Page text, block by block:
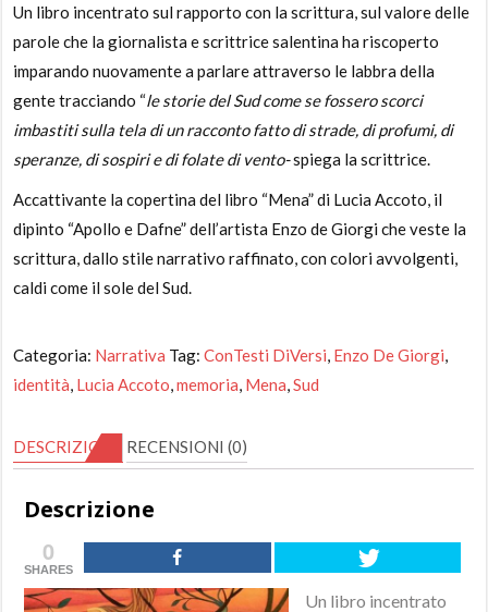
Un libro incentrato sul rapporto con la scrittura, sul valore delle
parole che la giornalista e scrittrice salentina ha riscoperto
imparando nuovamente a parlare attraverso le labbra della
gente tracciando “le storie del Sud come se fossero scorci
imbastiti sulla tela di un racconto fatto di strade, di profumi, di
speranze, di sospiri e di folate di vento-spiega la scrittrice.
Accattivante la copertina del libro “Mena” di Lucia Accoto, il
dipinto “Apollo e Dafne” dell’artista Enzo de Giorgi che veste la
scrittura, dallo stile narrativo raffinato, con colori avvolgenti,
caldi come il sole del Sud.
Categoria: Narrativa Tag:ConTesti DiVersi, Enzo De Giorgi,
identità, Lucia Accoto,memoria, Mena,Sud
DESCRIZIONE RECENSIONI (0)
Descrizione
0
SHARES
Un libro incentrato